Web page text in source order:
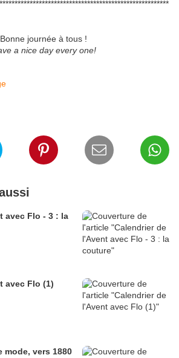
Bonne journée à tous !
a nice day every one!
avec Flo - 3 : la
avec Flo (1)
mode, vers 1880